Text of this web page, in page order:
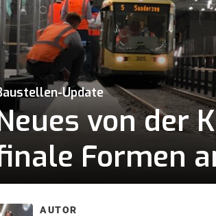
Update
von der
Formen
AUTOR